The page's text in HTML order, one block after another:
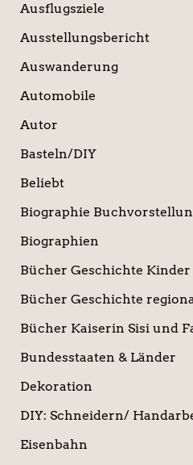
Ausflugsziele
Ausstellungsbericht
Auswanderung
Automobile
Autor
Basteln/DIY
Beliebt
Biographie
Biographien
Bücher Geschichte Kinder
Bücher Geschichte
Bücher Kaiserin Sisi und
Bundesstaaten & Länder
Dekoration
DIY: Schneidern/
Eisenbahn